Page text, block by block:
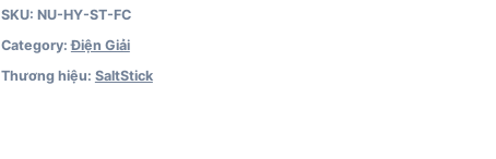
SKU: NU-HY-ST-FC
Category:Điện Giải
Thương hiệu: SaltStick